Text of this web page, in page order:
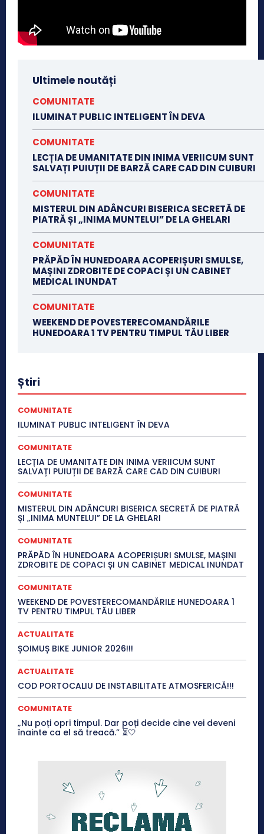
Ultimele noutăți
COMUNITATE
ILUMINAT PUBLIC INTELIGENT ÎN DEVA
COMUNITATE
LECȚIA DE UMANITATE DIN INIMA VERIICUM SUNT
SALVAȚI PUIUȚII DE BARZĂ CARE CAD DIN CUIBURI
COMUNITATE
MISTERUL DIN ADÂNCURI BISERICA SECRETĂ DE
PIATRĂ ȘI „INIMA MUNTELUI” DE LA GHELARI
COMUNITATE
PRĂPĂD ÎN HUNEDOARA ACOPERIȘURI SMULSE,
MAȘINI ZDROBITE DE COPACI ȘI UN CABINET
MEDICAL INUNDAT
COMUNITATE
WEEKEND DE POVESTERECOMANDĂRILE
HUNEDOARA 1 TV PENTRU TIMPUL TĂU LIBER
Știri
COMUNITATE
ILUMINAT PUBLIC INTELIGENT ÎN DEVA
COMUNITATE
LECȚIA DE UMANITATE DIN INIMA VERIICUM SUNT
SALVAȚI PUIUȚII DE BARZĂ CARE CAD DIN CUIBURI
COMUNITATE
MISTERUL DIN ADÂNCURI BISERICA SECRETĂ DE PIATRĂ
ȘI „INIMA MUNTELUI” DE LA GHELARI
COMUNITATE
PRĂPĂD ÎN HUNEDOARA ACOPERIȘURI SMULSE, MAȘINI
ZDROBITE DE COPACI ȘI UN CABINET MEDICAL INUNDAT
COMUNITATE
WEEKEND DE POVESTERECOMANDĂRILE HUNEDOARA 1
TV PENTRU TIMPUL TĂU LIBER
ACTUALITATE
ȘOIMUȘ BIKE JUNIOR 2026!!!
ACTUALITATE
COD PORTOCALIU DE INSTABILITATE ATMOSFERICĂ!!!
COMUNITATE
„Nu poți opri timpul. Dar poți decide cine vei deveni
înainte ca el să treacă.” ⏳🤍